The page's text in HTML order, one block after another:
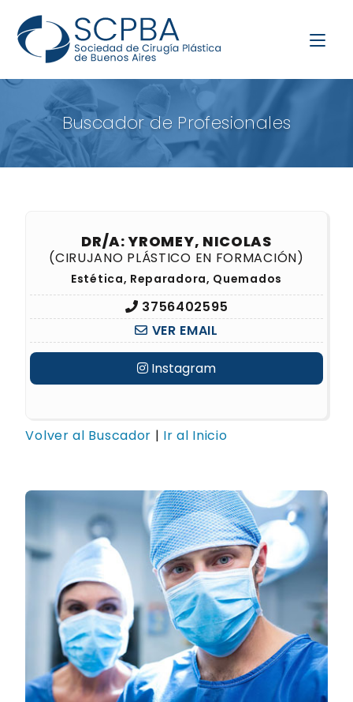
Buscador de Profesionales
DR/A: YROMEY, NICOLAS
(CIRUJANO PLÁSTICO EN FORMACIÓN)
Estética, Reparadora, Quemados
3756402595
VER EMAIL
Instagram
Volver al Buscador | Ir al Inicio